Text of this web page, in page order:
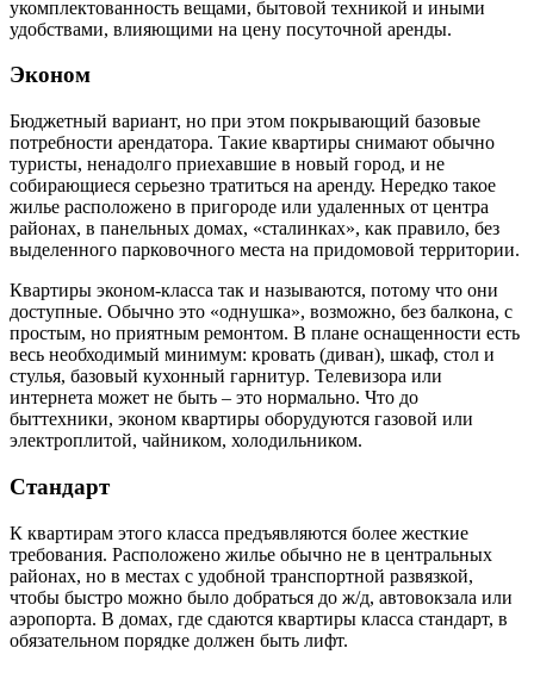
укомплектованность вещами, бытовой техникой и иными
удобствами, влияющими на цену посуточной аренды.
Эконом
Бюджетный вариант, но при этом покрывающий базовые
потребности арендатора. Такие квартиры снимают обычно
туристы, ненадолго приехавшие в новый город, и не
собирающиеся серьезно тратиться на аренду. Нередко такое
жилье расположено в пригороде или удаленных от центра
районах, в панельных домах, «сталинках», как правило, без
выделенного парковочного места на придомовой территории.
Квартиры эконом-класса так и называются, потому что они
доступные. Обычно это «однушка», возможно, без балкона, с
простым, но приятным ремонтом. В плане оснащенности есть
весь необходимый минимум: кровать (диван), шкаф, стол и
стулья, базовый кухонный гарнитур. Телевизора или
интернета может не быть – это нормально. Что до
быттехники, эконом квартиры оборудуются газовой или
электроплитой, чайником, холодильником.
Стандарт
К квартирам этого класса предъявляются более жесткие
требования. Расположено жилье обычно не в центральных
районах, но в местах с удобной транспортной развязкой,
чтобы быстро можно было добраться до ж/д, автовокзала или
аэропорта. В домах, где сдаются квартиры класса стандарт, в
обязательном порядке должен быть лифт.